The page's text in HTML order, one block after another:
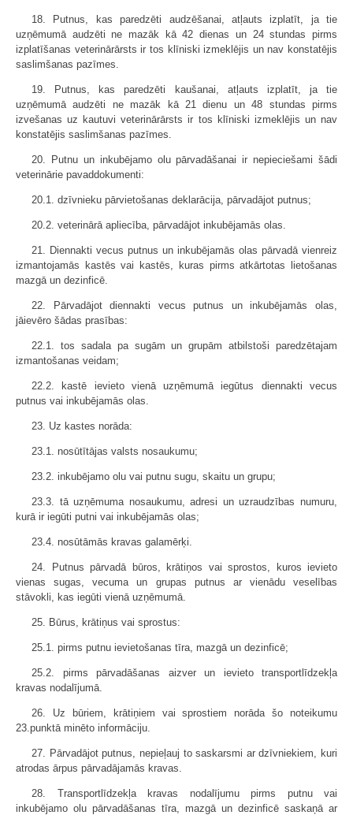
18. Putnus, kas paredzēti audzēšanai, atļauts izplatīt, ja tie
uzņēmumā audzēti ne mazāk kā 42 dienas un 24 stundas pirms
izplatīšanas veterinārārsts ir tos klīniski izmeklējis un nav konstatējis
saslimšanas pazīmes.
19. Putnus, kas paredzēti kaušanai, atļauts izplatīt, ja tie
uzņēmumā audzēti ne mazāk kā 21 dienu un 48 stundas pirms
izvešanas uz kautuvi veterinārārsts ir tos klīniski izmeklējis un nav
konstatējis saslimšanas pazīmes.
20. Putnu un inkubējamo olu pārvadāšanai ir nepieciešami šādi
veterinārie pavaddokumenti:
20.1. dzīvnieku pārvietošanas deklarācija, pārvadājot putnus;
20.2. veterinārā apliecība, pārvadājot inkubējamās olas.
21. Diennakti vecus putnus un inkubējamās olas pārvadā vienreiz
izmantojamās kastēs vai kastēs, kuras pirms atkārtotas lietošanas
mazgā un dezinficē.
22. Pārvadājot diennakti vecus putnus un inkubējamās olas,
jāievēro šādas prasības:
22.1. tos sadala pa sugām un grupām atbilstoši paredzētajam
izmantošanas veidam;
22.2. kastē ievieto vienā uzņēmumā iegūtus diennakti vecus
putnus vai inkubējamās olas.
23. Uz kastes norāda:
23.1. nosūtītājas valsts nosaukumu;
23.2. inkubējamo olu vai putnu sugu, skaitu un grupu;
23.3. tā uzņēmuma nosaukumu, adresi un uzraudzības numuru,
kurā ir iegūti putni vai inkubējamās olas;
23.4. nosūtāmās kravas galamērķi.
24. Putnus pārvadā būros, krātiņos vai sprostos, kuros ievieto
vienas sugas, vecuma un grupas putnus ar vienādu veselības
stāvokli, kas iegūti vienā uzņēmumā.
25. Būrus, krātiņus vai sprostus:
25.1. pirms putnu ievietošanas tīra, mazgā un dezinficē;
25.2. pirms pārvadāšanas aizver un ievieto transportlīdzekļa
kravas nodalījumā.
26. Uz būriem, krātiņiem vai sprostiem norāda šo noteikumu
23.punktā minēto informāciju.
27. Pārvadājot putnus, nepieļauj to saskarsmi ar dzīvniekiem, kuri
atrodas ārpus pārvadājamās kravas.
28. Transportlīdzekļa kravas nodalījumu pirms putnu vai
inkubējamo olu pārvadāšanas tīra, mazgā un dezinficē saskaņā ar